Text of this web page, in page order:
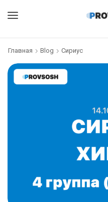
Главная Blog Сириус